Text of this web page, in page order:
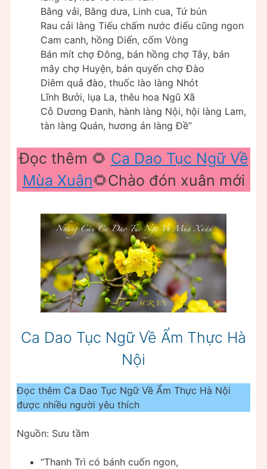
Bằng vải, Bằng dưa, Linh cua, Tứ bún
Rau cải làng Tiếu chấm nước điếu cũng ngon
Cam canh, hồng Diến, cốm Vòng
Bán mít chợ Đông, bán hồng chợ Tây, bán
mây chợ Huyện, bán quyến chợ Đào
Diêm quả đào, thuốc lào làng Nhót
Lĩnh Bưởi, lụa La, thêu hoa Ngũ Xã
Cỗ Dương Đanh, hành làng Nội, hội làng Lam,
tàn làng Quán, hương án làng Đề”
Đọc thêm 🌻 Ca Dao Tục Ngữ Về
Mùa Xuân🌻Chào đón xuân mới
Ca Dao Tục Ngữ Về Ẩm Thực Hà
Nội
Đọc thêm Ca Dao Tục Ngữ Về Ẩm Thực Hà Nội
được nhiều người yêu thích
Nguồn: Sưu tầm
“Thanh Trì có bánh cuốn ngon,